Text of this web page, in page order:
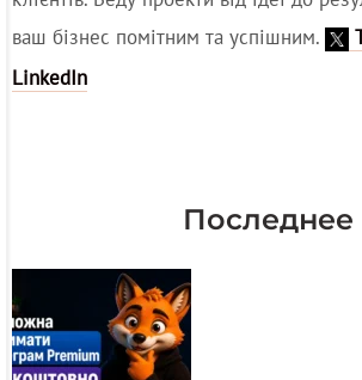
ваш бізнес помітним та успішним.
LinkedIn
Последнее